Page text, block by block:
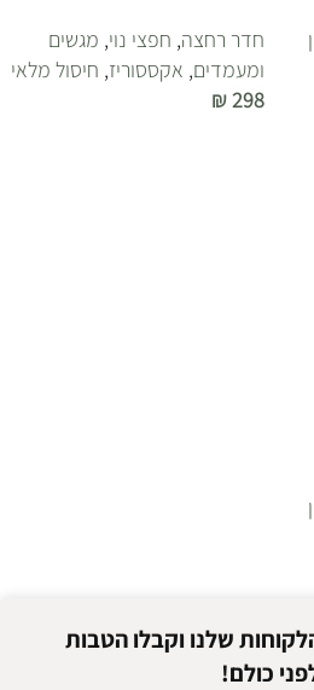
חדר רחצה, חפצי נוי, מגשים
ומעמדים, אקססוריז, חיסול מלאי
₪298
שלנו וקבלו הטבות
כולם!